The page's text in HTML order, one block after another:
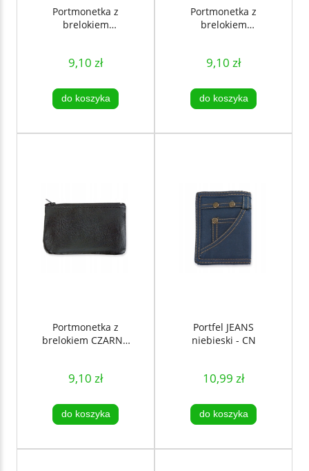
Portmonetka z
brelokiem
9,10 zł
do koszyka
Portmonetka z
brelokiem
9,10 zł
do koszyka
Portmonetka z
brelokiem CZARNA
9,10 zł
do koszyka
Portfel JEANS
niebieski - CN
10,99 zł
do koszyka